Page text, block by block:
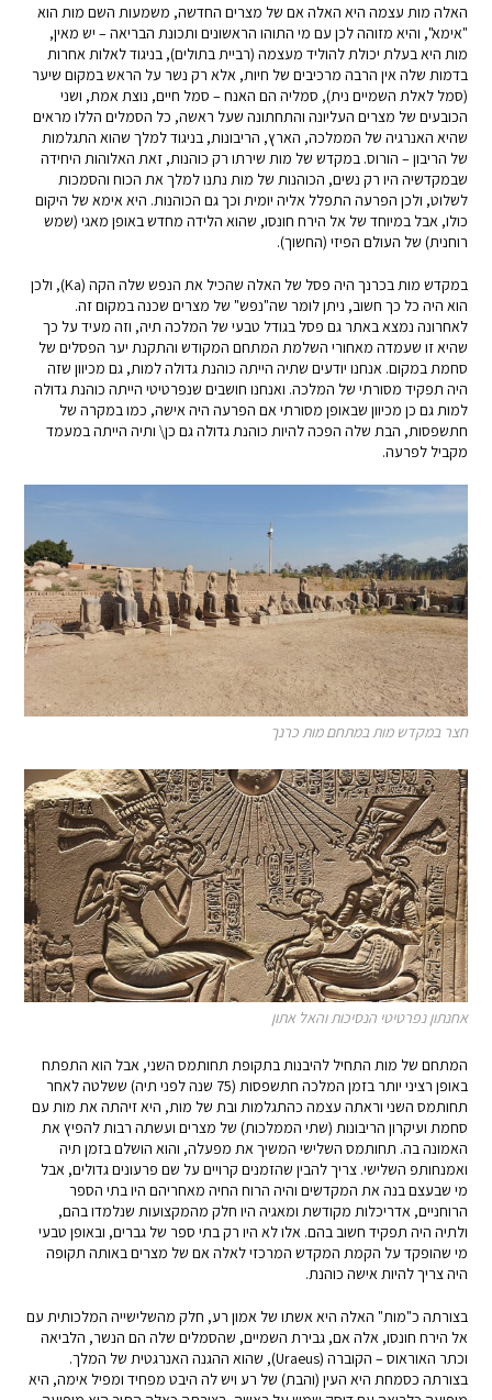
האלה מות עצמה היא האלה אם של מצרים החדשה, משמעות השם מות הוא
"אימא", והיא מזוהה לכן עם מי התוהו הראשונים ותכונת הבריאה – יש מאין,
מות היא בעלת יכולת להוליד מעצמה (רביית בתולים), בניגוד לאלות אחרות
בדמות שלה אין הרבה מרכיבים של חיות, אלא רק נשר על הראש במקום שיער
(סמל לאלת השמיים נית), סמליה הם האנח – סמל חיים, נוצת אמת, ושני
הכובעים של מצרים העליונה והתחתונה שעל ראשה, כל הסמלים הללו מראים
שהיא האנרגיה של הממלכה, הארץ, הריבונות, בניגוד למלך שהוא התגלמות
של הריבון – הורוס. במקדש של מות שירתו רק כוהנות, זאת האלוהות היחידה
שבמקדשיה היו רק נשים, הכוהנות של מות נתנו למלך את הכוח והסמכות
לשלוט, ולכן הפרעה התפלל אליה יומית וכך גם הכוהנות. היא אימא של היקום
כולו, אבל במיוחד של אל הירח חונסו, שהוא הלידה מחדש באופן מאגי (שמש
רוחנית) של העולם הפיזי (החשוך).
במקדש מות בכרנך היה פסל של האלה שהכיל את הנפש שלה הקה (Ka), ולכן
הוא היה כל כך חשוב, ניתן לומר שה"נפש" של מצרים שכנה במקום זה.
לאחרונה נמצא באתר גם פסל בגודל טבעי של המלכה תיה, וזה מעיד על כך
שהיא זו שעמדה מאחורי השלמת המתחם המקודש והתקנת יער הפסלים של
סחמת במקום. אנחנו יודעים שתיה הייתה כוהנת גדולה למות, גם מכיוון שזה
היה תפקיד מסורתי של המלכה. ואנחנו חושבים שנפרטיטי הייתה כוהנת גדולה
למות גם כן מכיוון שבאופן מסורתי אם הפרעה היה אישה, כמו במקרה של
חתשפסות, הבת שלה הפכה להיות כוהנת גדולה גם כן\ ותיה הייתה במעמד
מקביל לפרעה.
חצר במקדש מות במתחם מות כרנך
אחנתון נפרטיטי הנסיכות והאל אתון
המתחם של מות התחיל להיבנות בתקופת תחותמס השני, אבל הוא התפתח
באופן רציני יותר בזמן המלכה חתשפסות (75 שנה לפני תיה) ששלטה לאחר
תחותמס השני וראתה עצמה כהתגלמות ובת של מות, היא זיהתה את מות עם
סחמת ועיקרון הריבונות (שתי הממלכות) של מצרים ועשתה רבות להפיץ את
האמונה בה. תחותמס השלישי המשיך את מפעלה, והוא הושלם בזמן תיה
ואמנחותפ השלישי. צריך להבין שהזמנים קרויים על שם פרעונים גדולים, אבל
מי שבעצם בנה את המקדשים והיה הרוח החיה מאחריהם היו בתי הספר
הרוחניים, אדריכלות מקודשת ומאגיה היו חלק מהמקצועות שנלמדו בהם,
ולתיה היה תפקיד חשוב בהם. אלו לא היו רק בתי ספר של גברים, ובאופן טבעי
מי שהופקד על הקמת המקדש המרכזי לאלה אם של מצרים באותה תקופה
היה צריך להיות אישה כוהנת.
בצורתה כ"מות" האלה היא אשתו של אמון רע, חלק מהשלישייה המלכותית עם
אל הירח חונסו, אלה אם, גבירת השמיים, שהסמלים שלה הם הנשר, הלביאה
וכתר האוראוס – הקוברה (Uraeus), שהוא ההגנה האנרגטית של המלך.
בצורתה כסמחת היא העין (והבת) של רע ויש לה היבט מפחיד ומפיל אימה, היא